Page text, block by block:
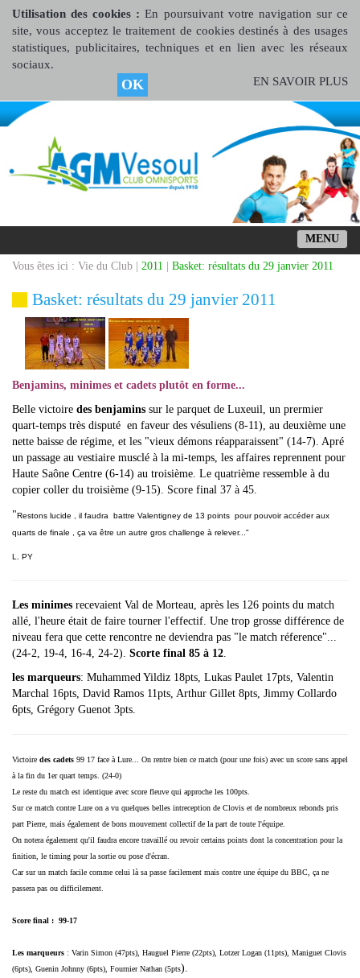
Utilisation des cookies :En poursuivant votre navigation sur ce
site, vous acceptez le traitement de cookies destinés à des usages
statistiques, publicitaires, techniques et en lien avec les réseaux
sociaux.
OK EN SAVOIR PLUS
MENU
Vous êtes ici : Vie du Club | 2011 Basket: résultats du 29 janvier 2011
Basket: résultats du 29 janvier 2011
Benjamins, minimes et cadets plutôt en forme...
Belle victoire des benjamins sur le parquet de Luxeuil, un prermier
quart-temps très disputé en faveur des vésuliens (8-11), au deuxième une
nette baisse de régime, et les "vieux démons réapparaissent" (14-7). Apré
un passage au vestiaire musclé à la mi-temps, les affaires reprennent pour
Haute Saône Centre (6-14) au troisième. Le quatrième ressemble à du
copier coller du troisième (9-15). Score final 37 à 45.
"Restons lucide , il faudra battre Valentigney de 13 points pour pouvoir accéder aux
quarts de finale , ça va être un autre gros challenge à relever..."
L. PY
Les minimes recevaient Val de Morteau, après les 126 points du match
allé, l'heure était de faire tourner l'effectif. Une trop grosse différence de
niveau fera que cette rencontre ne deviendra pas "le match réference"...
(24-2, 19-4, 16-4, 24-2). Scorte final 85 à 12
les marqueurs: Muhammed Yildiz 18pts, Lukas Paulet 17pts, Valentin
Marchal 16pts, David Ramos 11pts, Arthur Gillet 8pts, Jimmy Collardo
6pts, Grégory Guenot 3pts.
Victoire des cadets 99 17 face à Lure... On rentre bien ce match (pour une fois) avec un score sans appel
à la fin du 1er quart temps. (24-0)
Le reste du match est identique avec score fleuve qui approche les 100pts.
Sur ce match contre Lure on a vu quelques belles intreception de Clovis et de nombreux rebonds pris
part Pierre, mais également de bons mouvement collectif de la part de toute l'équipe.
On notera également qu'il faudra encore travaillé ou revoir certains points dont la concentration pour la
finition, le timing pour la sortie ou pose d'écran.
Car sur un match facile comme celui là sa passe facilement mais contre une équipe du BBC, ça ne
passera pas ou difficilement.
Score final : 99-17
Les marqueurs : Varin Simon (47pts), Hauguel Pierre (22pts), Lotzer Logan (11pts), Maniguet Clovis
(6pts), Guenin Johnny (6pts), Fournier Nathan (5pts).